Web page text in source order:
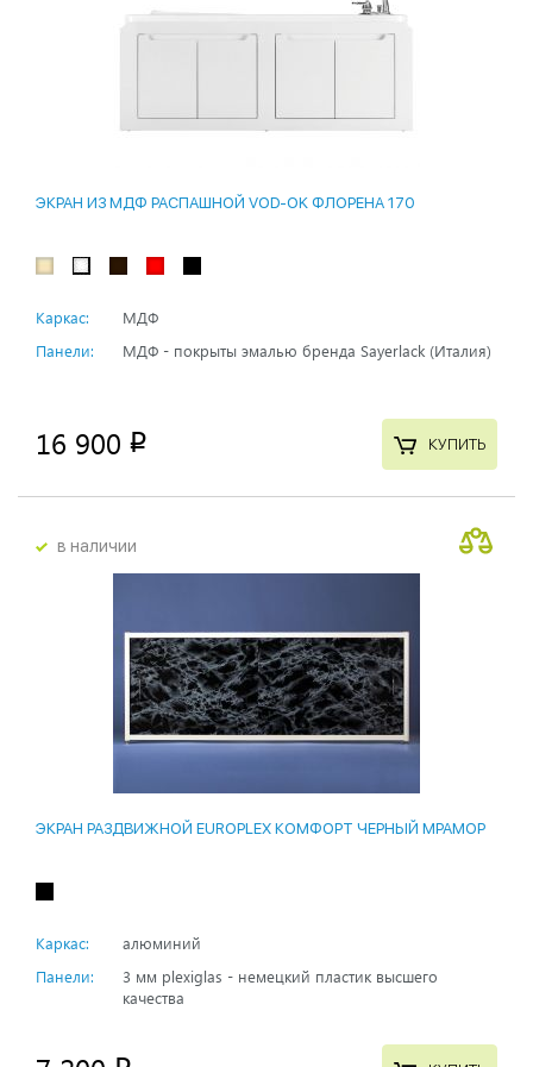
ЭКРАН ИЗ МДФ РАСПАШНОЙ VOD-OK ФЛОРЕНА 170
Каркас:
МДФ
Панели:
МДФ - покрыты эмалью бренда Sayerlack (Италия)
16 900 p КУПИТЬ
в наличии
ЭКРАН РАЗДВИЖНОЙ EUROPLEX КОМФОРТ ЧЕРНЫЙ МРАМОР
Каркас:
алюминий
Панели:
3 мм plexiglas - немецкий пластик высшего
качества